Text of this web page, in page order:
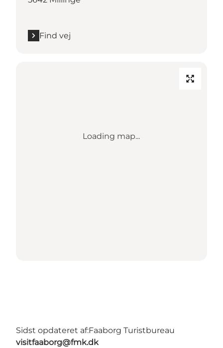
Find vej
Loading map...
Sidst opdateret af:Faaborg Turistbureau
visitfaaborg@fmk.dk